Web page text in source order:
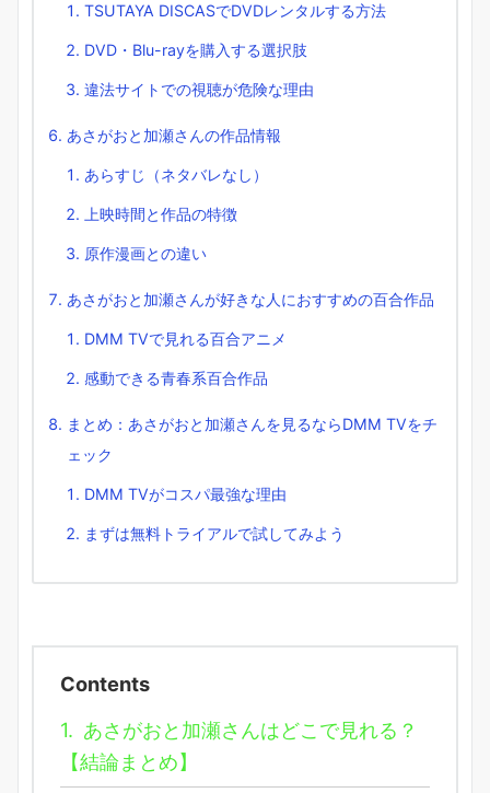
TSUTAYA DISCASでDVDレンタルする方法
DVD・Blu-rayを購入する選択肢
違法サイトでの視聴が危険な理由
あさがおと加瀬さんの作品情報
あらすじ（ネタバレなし）
上映時間と作品の特徴
原作漫画との違い
あさがおと加瀬さんが好きな人におすすめの百合作品
DMM TVで見れる百合アニメ
感動できる青春系百合作品
まとめ：あさがおと加瀬さんを見るならDMM TVをチ
ェック
DMM TVがコスパ最強な理由
まずは無料トライアルで試してみよう
Contents
1. あさがおと加瀬さんはどこで見れる？
【結論まとめ】